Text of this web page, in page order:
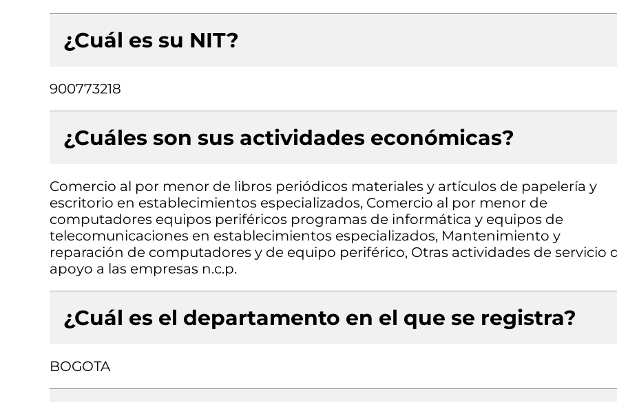
¿Cuál es su NIT?
900773218
¿Cuáles son sus actividades económicas?
Comercio al por menor de libros periódicos materiales y artículos de papelería y
escritorio en establecimientos especializados, Comercio al por menor de
computadores equipos periféricos programas de informática y equipos de
telecomunicaciones en establecimientos especializados, Mantenimiento y
reparación de computadores y de equipo periférico, Otras actividades de servicio
apoyo a las empresas n.c.p.
¿Cuál es el departamento en el que se registra?
BOGOTA